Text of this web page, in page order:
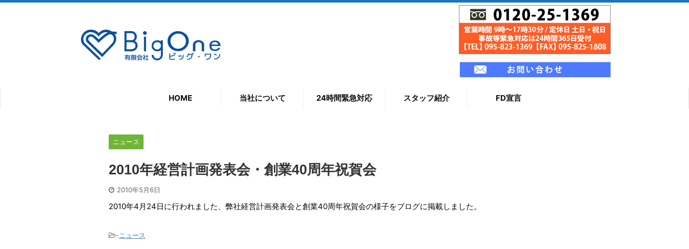
HOME 当社について 24時間緊急対応 スタッフ紹介 FD宣言
ニュース
2010年経営計画発表会・創業40周年祝賀会
2010年5月6日
2010年4月24日に行われました、弊社経営計画発表会と創業40周年祝賀会の様子をブログに掲載しました。
-ニュース